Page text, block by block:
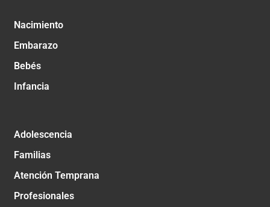
Nacimiento
Embarazo
Bebés
Infancia
Adolescencia
Familias
Atención Temprana
Profesionales